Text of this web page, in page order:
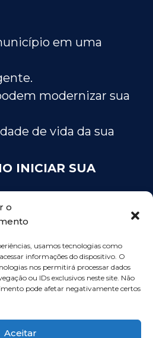
o
usamos tecnologias como
informações do dispositivo. O
nos permitirá processar dados
ou IDs exclusivos neste site. Não
pode afetar negativamente certos
Aceitar
em uma
modernizar sua
de vida da sua
INICIAR SUA
INTELIGENTE!